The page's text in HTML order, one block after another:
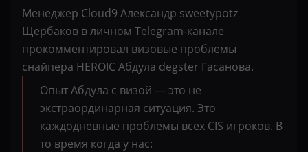
Менеджер Cloud9 Александр sweetypotz
Щербаков в личном Telegram-канале
прокомментировал визовые проблемы
снайпера HEROIC Абдула degster Гасанова.
Опыт Абдула с визой — это не
экстраординарная ситуация. Это
каждодневные проблемы всех CIS игроков. В
то время когда у нас: